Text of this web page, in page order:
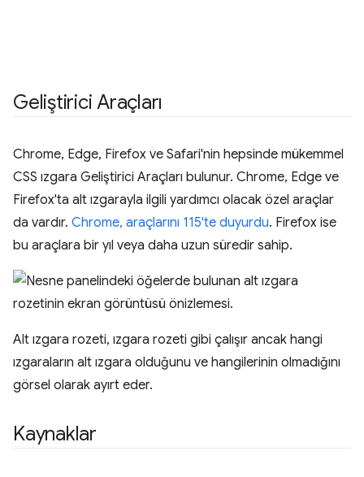
Geliştirici Araçları
Chrome, Edge, Firefox ve Safari'nin hepsinde mükemmel
CSS ızgara Geliştirici Araçları bulunur. Chrome, Edge ve
Firefox'ta alt ızgarayla ilgili yardımcı olacak özel araçlar
da vardır. Chrome, araçlarını 115'te duyurdu. Firefox ise
bu araçlara bir yıl veya daha uzun süredir sahip.
Alt ızgara rozeti, ızgara rozeti gibi çalışır ancak hangi
ızgaraların alt ızgara olduğunu ve hangilerinin olmadığını
görsel olarak ayırt eder.
Kaynaklar